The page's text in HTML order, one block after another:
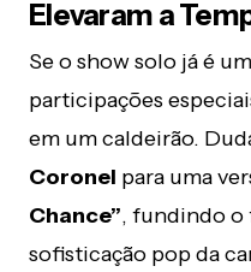
Elevaram a
Se o show solo já é
participações
em um caldeirão.
Coronel para uma
Chance”, fundindo o
sofisticação pop da